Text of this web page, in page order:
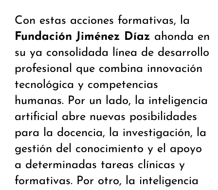
Con estas acciones formativas, la
Fundación Jiménez Díaz ahonda en
su ya consolidada línea de desarrollo
profesional que combina innovación
tecnológica y competencias
humanas. Por un lado, la inteligencia
artificial abre nuevas posibilidades
para la docencia, la investigación, la
gestión del conocimiento y el apoyo
a determinadas tareas clínicas y
formativas. Por otro, la inteligencia